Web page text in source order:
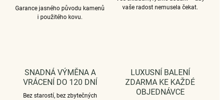
Garance jasného původu kamenů
i použitého kovu.
vaše radost nemusela čekat.
SNADNÁ VÝMĚNA A
VRÁCENÍ DO 120 DNÍ
Bez starostí, bez zbytečných
LUXUSNÍ BALENÍ
ZDARMA KE KAŽDÉ
OBJEDNÁVCE